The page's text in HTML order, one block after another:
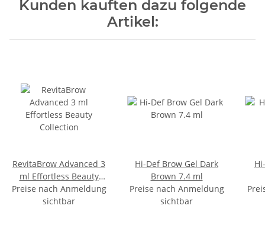
Kunden kauften dazu folgende
Artikel:
RevitaBrow Advanced 3
ml Effortless Beauty
Collection
Preise nach Anmeldung
sichtbar
Hi-Def Brow Gel Dark
Brown 7.4 ml
Preise nach Anmeldung
sichtbar